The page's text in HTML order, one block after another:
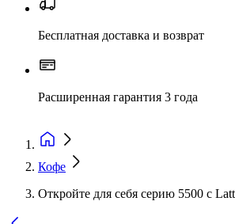
Бесплатная доставка и возврат
Расширенная гарантия 3 года
Кофе
Откройте для себя серию 5500 с